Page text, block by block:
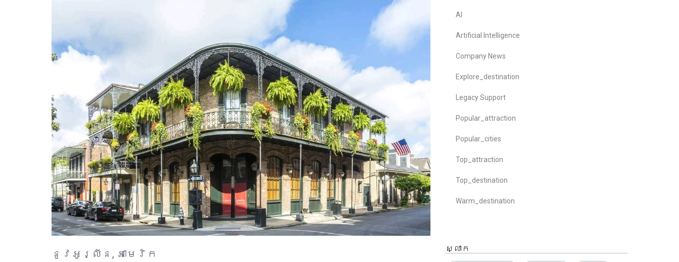
នូវអូរ្លីន, អាមេរិក
AI
Artificial Intelligence
Company News
Explore_destination
Legacy Support
Popular_attraction
Popular_cities
Top_attraction
Top_destination
Warm_destination
ស្លាក